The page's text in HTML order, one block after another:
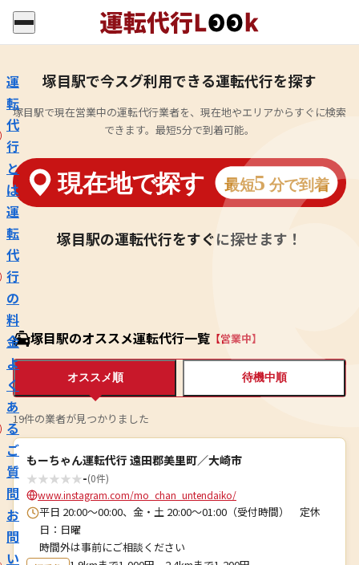
運
転
代
行
と
は
運
転
代
行
の
料
金
よ
く
あ
る
ご
質
問
お
問
い
塚目駅で今スグ利用できる運転代行を探す
塚目駅で現在営業中の運転代行業者を、現在地やエリアからすぐに検索
できます。最短5分で到着可能。
塚目駅の運転代行をすぐに探せます！
塚目駅のオススメ運転代行一覧 【営業中】
オススメ順 待機中順
19件の業者が見つかりました
もーちゃん運転代行 遠田郡美里町／大崎市
★★★★★-(0件)
www.instagram.com/mo_chan_untendaiko/
平日 20:00〜00:00、金・土 20:00〜01:00（受付時間） 定休
日：日曜
時間外は事前にご相談ください